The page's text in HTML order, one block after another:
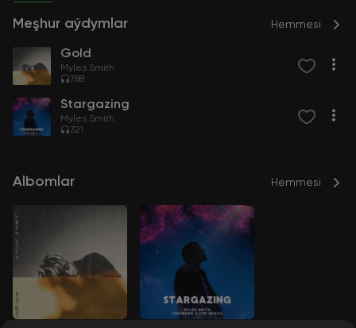
Meşhur aýdymlar Hemmesi
Gold
Myles Smith
788
Stargazing
Myles Smith
321
Albomlar Hemmesi